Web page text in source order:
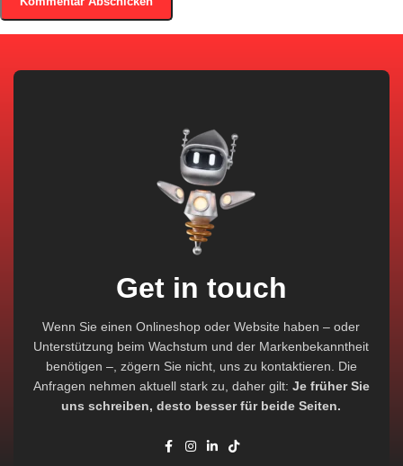
Get in touch
Wenn Sie einen Onlineshop oder Website haben – oder
Unterstützung beim Wachstum und der Markenbekanntheit
benötigen –, zögern Sie nicht, uns zu kontaktieren. Die
Anfragen nehmen aktuell stark zu, daher gilt: Je früher Sie
uns schreiben, desto besser für beide Seiten.